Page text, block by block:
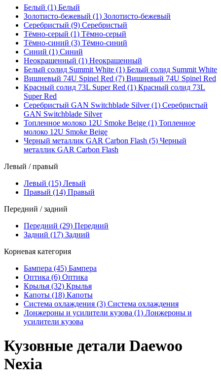
Белый (1) Белый
Золотисто-бежевый (1) Золотисто-бежевый
Серебристый (9) Серебристый
Тёмно-серый (1) Тёмно-серый
Тёмно-синий (3) Тёмно-синий
Синий (1) Синий
Неокрашенный (1) Неокрашенный
Белый солид Summit White (1) Белый солид Summit White
Вишневый 74U Spinel Red (7) Вишневый 74U Spinel Red
Красный солид 73L Super Red (1) Красный солид 73L
Super Red
Серебристый GAN Switchblade Silver (1) Серебристый
GAN Switchblade Silver
Топленное молоко 12U Smoke Beige (1) Топленное
молоко 12U Smoke Beige
Черный металлик GAR Carbon Flash (5) Черный
металлик GAR Carbon Flash
Левый / правый
Левый (15) Левый
Правый (14) Правый
Передний / задний
Передний (29) Передний
Задний (17) Задний
Корневая категория
Бампера (45) Бампера
Оптика (6) Оптика
Крылья (32) Крылья
Капоты (18) Капоты
Система охлаждения (3) Система охлаждения
Лонжероны и усилители кузова (1) Лонжероны и
усилители кузова
Кузовные детали Daewoo
Nexia